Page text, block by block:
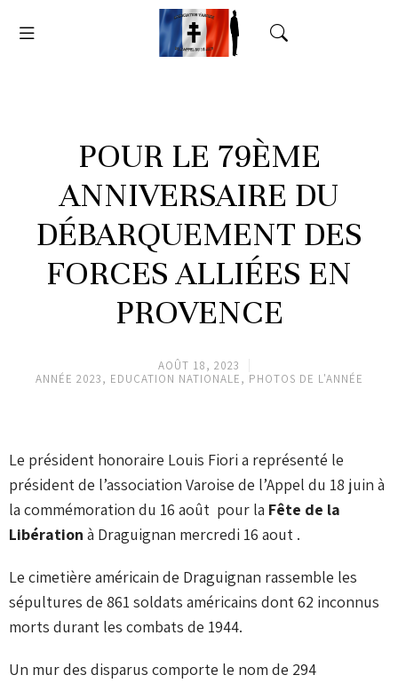
POUR LE 79ÈME
ANNIVERSAIRE DU
DÉBARQUEMENT DES
FORCES ALLIÉES EN
PROVENCE
AOÛT 18, 2023
ANNÉE 2023, EDUCATION NATIONALE, PHOTOS DE L'ANNÉE
Le président honoraire Louis Fiori a représenté le
président de l’association Varoise de l’Appel du 18 juin à
la commémoration du 16 août pour la Fête de la
Libération à Draguignan mercredi 16 aout .
Le cimetière américain de Draguignan rassemble les
sépultures de 861 soldats américains dont 62 inconnus
morts durant les combats de 1944.
Un mur des disparus comporte le nom de 294